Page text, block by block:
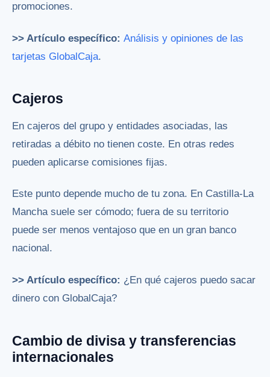
promociones.
>> Artículo específico: Análisis y opiniones de las
tarjetas GlobalCaja.
Cajeros
En cajeros del grupo y entidades asociadas, las
retiradas a débito no tienen coste. En otras redes
pueden aplicarse comisiones fijas.
Este punto depende mucho de tu zona. En Castilla-La
Mancha suele ser cómodo; fuera de su territorio
puede ser menos ventajoso que en un gran banco
nacional.
>> Artículo específico: ¿En qué cajeros puedo sacar
dinero con GlobalCaja?
Cambio de divisa y transferencias
internacionales